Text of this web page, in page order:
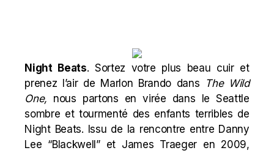
Night Beats. Sortez votre plus beau cuir et
prenez l’air de Marlon Brando dans The Wild
One, nous partons en virée dans le Seattle
sombre et tourmenté des enfants terribles de
Night Beats. Issu de la rencontre entre Danny
Lee “Blackwell” et James Traeger en 2009,